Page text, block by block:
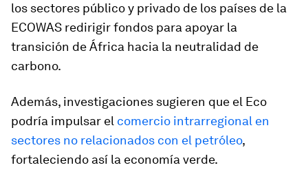
los sectores público y privado de los países de la
ECOWAS redirigir fondos para apoyar la
transición de África hacia la neutralidad de
carbono.
Además, investigaciones sugieren que el Eco
podría impulsar el comercio intrarregional en
sectores no relacionados con el petróleo,
fortaleciendo así la economía verde.